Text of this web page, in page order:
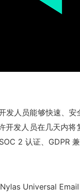
发人员能够快速、
开发人员在几天内
2 认证、GDPR
Universal